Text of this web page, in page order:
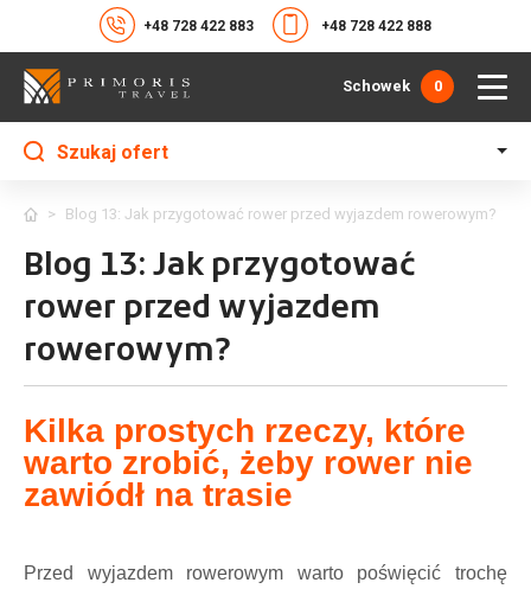
+48 728 422 883 +48 728 422 888
Schowek 0
Szukaj ofert
> Blog 13: Jak przygotować rower przed wyjazdem rowerowym?
Blog 13: Jak przygotować
rower przed wyjazdem
rowerowym?
Kilka prostych rzeczy, które
warto zrobić, żeby rower nie
zawiódł na trasie
Przed wyjazdem rowerowym warto poświęcić trochę